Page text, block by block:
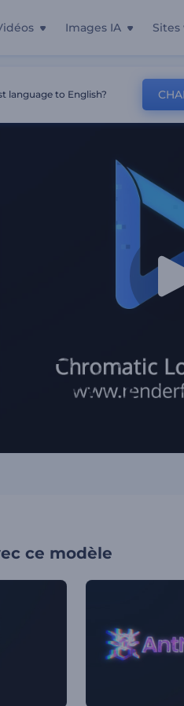
Images IA Sites
ce modèle
language to English?